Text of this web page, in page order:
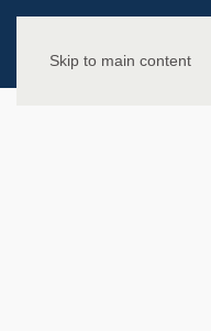
Skip to main content